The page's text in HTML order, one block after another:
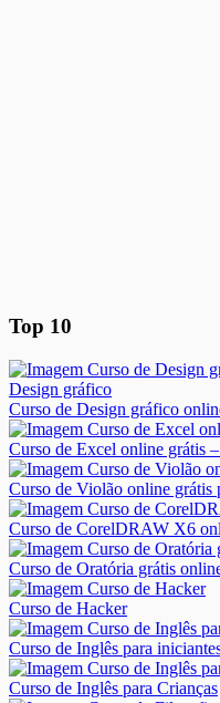
Top 10
Curso de Design gráfico
Curso de Excel online grátis
Curso de Violão online grátis
Curso de CorelDRAW X6
Curso de Oratória grátis
Curso de Hacker
Curso de Inglês para
Curso de Inglês para Crianças